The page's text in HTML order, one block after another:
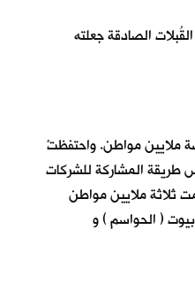
الصادقة جعلته
ملايين مواطن. واحتفظتْ
طريقة المشاركة للشركات
ثلاثة ملايين مواطن
( الحواسم ) و